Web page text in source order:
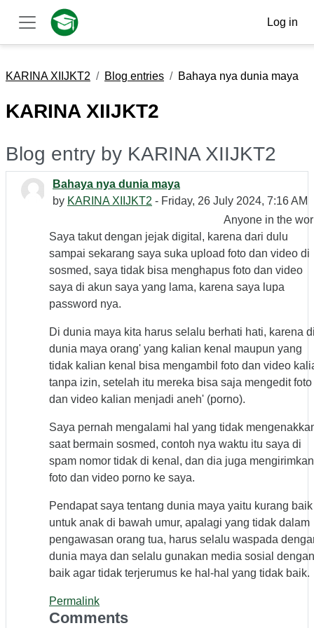
Skip to main content
Side panel
Log in
KARINA XIIJKT2 Blog entries Bahaya nya dunia maya
KARINA XIIJKT2
Blog entry by KARINA XIIJKT2
Bahaya nya dunia maya
by KARINA XIIJKT2 - Friday, 26 July 2024, 7:16 AM
Anyone in the
Saya takut dengan jejak digital, karena dari dulu
sampai sekarang saya suka upload foto dan video di
sosmed, saya tidak bisa menghapus foto dan video
saya di akun saya yang lama, karena saya lupa
password nya.
Di dunia maya kita harus selalu berhati hati, karena
dunia maya orang' yang kalian kenal maupun yang
tidak kalian kenal bisa mengambil foto dan video
tanpa izin, setelah itu mereka bisa saja mengedit foto
dan video kalian menjadi aneh' (porno).
Saya pernah mengalami hal yang tidak
saat bermain sosmed, contoh nya waktu itu saya di
spam nomor tidak di kenal, dan dia juga mengirimkan
foto dan video porno ke saya.
Pendapat saya tentang dunia maya yaitu kurang baik
untuk anak di bawah umur, apalagi yang tidak dalam
pengawasan orang tua, harus selalu waspada
dunia maya dan selalu gunakan media sosial dengan
baik agar tidak terjerumus ke hal-hal yang tidak baik.
Permalink
Comments